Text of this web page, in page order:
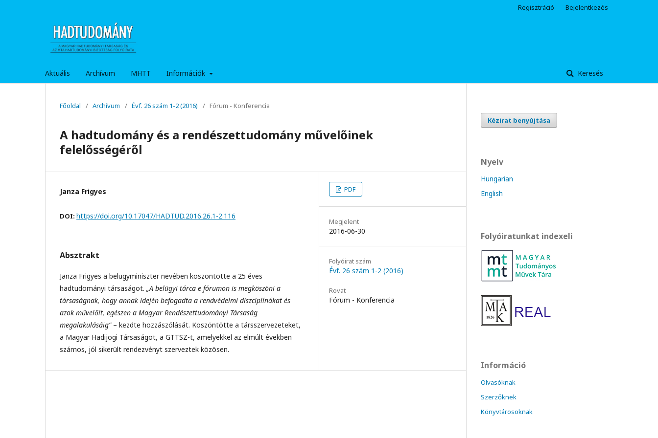
Aktuális Archívum MHTT Információk Keresés
Regisztráció Bejelentkezés
Főoldal / Archívum / Évf. 26 szám 1-2 (2016) / Fórum - Konferencia
A hadtudomány és a rendészettudomány művelőinek
felelősségéről
Janza Frigyes
DOI: https://doi.org/10.17047/HADTUD.2016.26.1-2.116
Absztrakt
Janza Frigyes a belügyminiszter nevében köszöntötte a 25 éves
hadtudományi társaságot. „A belügyi tárca e fórumon is megköszöni a
társaságnak, hogy annak idején befogadta a rendvédelmi diszciplínákat és
azok művelőit, egészen a Magyar Rendészettudományi Társaság
megalakulásáig”– kezdte hozzászólását. Köszöntötte a társszervezeteket,
a Magyar Hadijogi Társaságot, a GTTSZ-t, amelyekkel az elmúlt években
számos, jól sikerült rendezvényt szerveztek közösen.
PDF
Megjelent
2016-06-30
Folyóirat szám
Évf. 26 szám 1-2 (2016)
Rovat
Fórum - Konferencia
Kézirat benyújtása
Nyelv
Hungarian
English
Folyóiratunkat indexeli
Információ
Olvasóknak
Szerzőknek
Könyvtárosoknak